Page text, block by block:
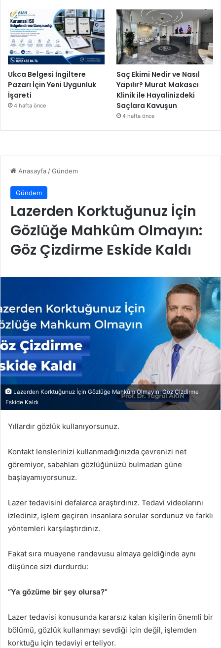
Ukca Belgesi İngiltere
Pazarı İçin Yeni Uygunluk
İşareti
4 hafta önce
Saç Ekimi Nedir ve Nasıl
Yapılır? Murat Makascı
Klinik ile Hayalinizdeki
Saçlara Kavuşun
4 hafta önce